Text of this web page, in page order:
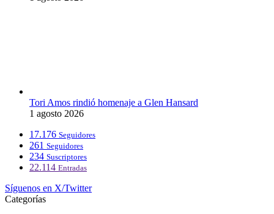
Tori Amos rindió homenaje a Glen Hansard
1 agosto 2026
17.176 Seguidores
261 Seguidores
234 Suscriptores
22.114 Entradas
Síguenos en X/Twitter
Categorías